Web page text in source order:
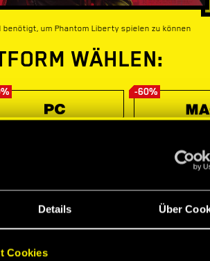
Details Über
Cookies
benötigt, um Phantom Liberty spielen zu können
WÄHLEN:
-60%